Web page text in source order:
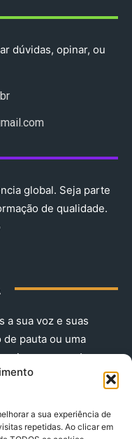
a sua experiência de
repetidas. Ao clicar em
dúvidas, opinar, ou
global. Seja parte
de qualidade.
a sua voz e suas
pauta ou uma
nos agora!